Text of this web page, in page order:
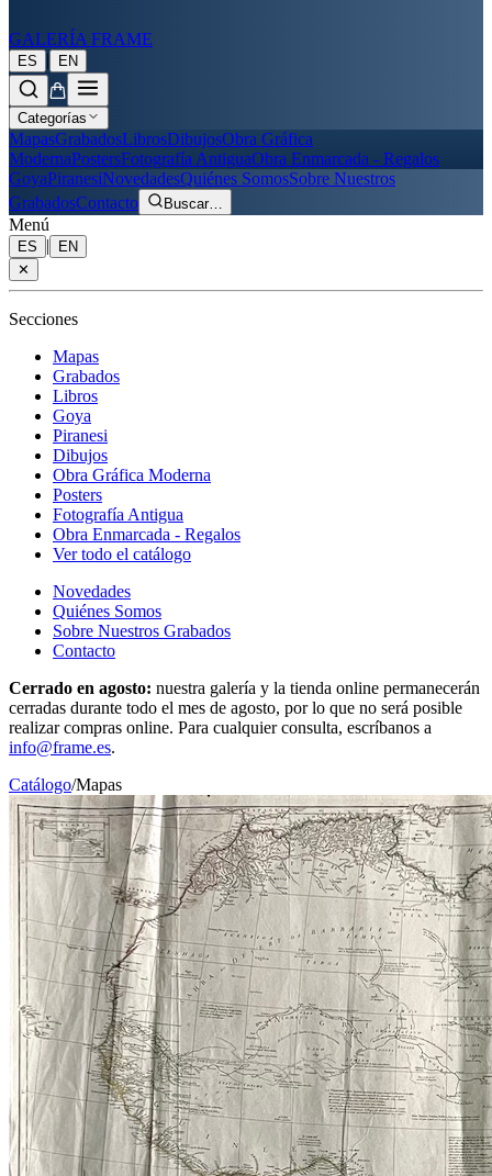
GALERÍA FRAME
ES | EN
Categorías
MapasGrabadosLibrosDibujosObra Gráfica
ModernaPostersFotografía AntiguaObra Enmarcada - Regalos
GoyaPiranesiNovedadesQuiénes SomosSobre Nuestros
GrabadosContacto Buscar…
Menú
ES |
EN
✕
Secciones
Mapas
Grabados
Libros
Goya
Piranesi
Dibujos
Obra Gráfica Moderna
Posters
Fotografía Antigua
Obra Enmarcada - Regalos
Ver todo el catálogo
Novedades
Quiénes Somos
Sobre Nuestros Grabados
Contacto
Cerrado en agosto: nuestra galería y la tienda online permanecerán
cerradas durante todo el mes de agosto, por lo que no será posible
realizar compras online. Para cualquier consulta, escríbanos a
info@frame.es.
Catálogo/Mapas